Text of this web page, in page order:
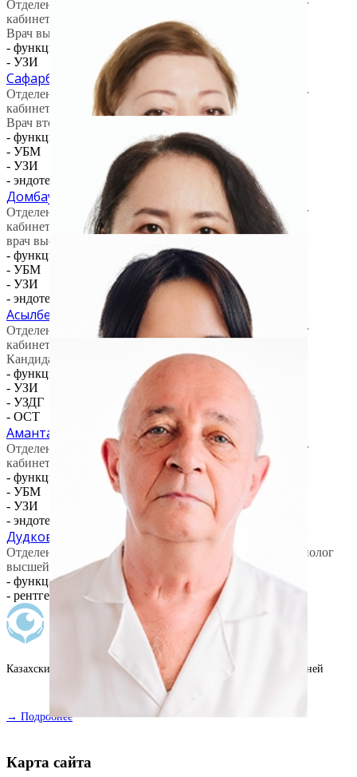
Отделение фунциональной диагностики / офтальмолог
кабинета (УЗИ)
Врач высшей категории
- функциональная диагностика
- УЗИ
Сафарбаева Улбосын Козубаевна
Отделение фунциональной диагностики / офтальмолог
кабинета (УЗИ)
Врач второй категории
- функциональная диагностика
- УБМ
- УЗИ
- эндотелиальный микроскоп ОСТ
Домбаулова Маржан Кусаиновна
Отделение фунциональной диагностики / офтальмолог
кабинета (ЭФИ)
врач высшей категории
- функциональная диагностика
- УБМ
- УЗИ
- эндотелиальный микроскоп ОСТ
Асылбекова Асель Сериковна
Отделение фунциональной диагностики / офтальмолог
кабинета (ОСТ)
Кандидат медицинских наук, врач высшей категории
- функциональная диагностика
- УЗИ
- УЗДГ
- ОСТ
Амантай Сана Сакеновна
Отделение фунциональной диагностики / офтальмолог
кабинета (УБМ)
- функциональная диагностика
- УБМ
- УЗИ
- эндотелиальный микроскоп ОСТ
Дудков Владимир Алексеевич
Отделение фунциональной диагностики / врач рентгенолог
высшей категории
- функциональная диагностика
- рентгенологические исследования
Казахский научно-исследовательский институт глазных болезней
→ Подробнее
Карта сайта